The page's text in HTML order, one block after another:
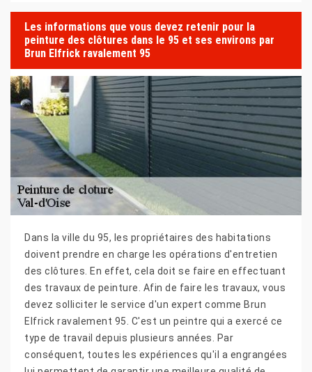
Les informations que vous devez retenir pour la
peinture des clôtures dans le 95 et ses environs par
Brun Elfrick ravalement 95
Dans la ville du 95, les propriétaires des habitations
doivent prendre en charge les opérations d'entretien
des clôtures. En effet, cela doit se faire en effectuant
des travaux de peinture. Afin de faire les travaux, vous
devez solliciter le service d'un expert comme Brun
Elfrick ravalement 95. C'est un peintre qui a exercé ce
type de travail depuis plusieurs années. Par
conséquent, toutes les expériences qu'il a engrangées